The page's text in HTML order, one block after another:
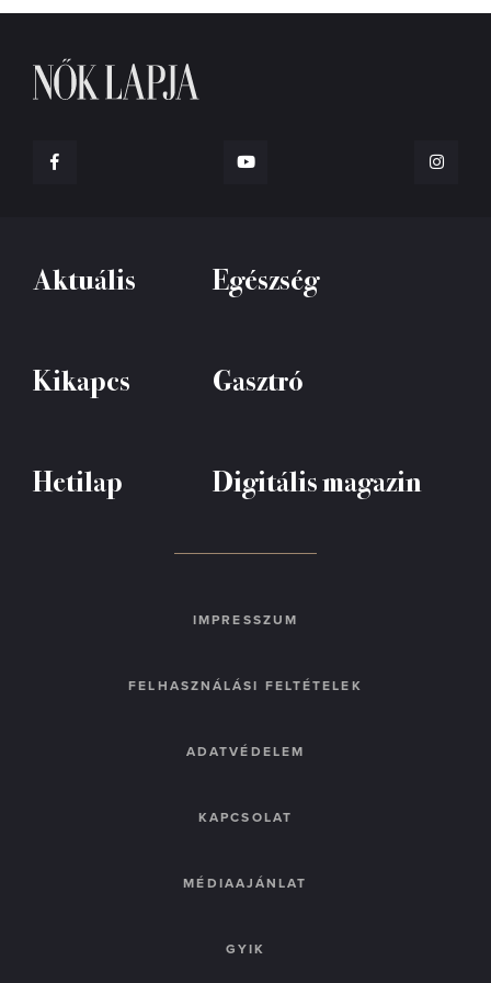
Aktuális Egészség
Kikapcs Gasztró
Hetilap Digitális magazin
IMPRESSZUM
FELHASZNÁLÁSI FELTÉTELEK
ADATVÉDELEM
KAPCSOLAT
MÉDIAAJÁNLAT
GYIK